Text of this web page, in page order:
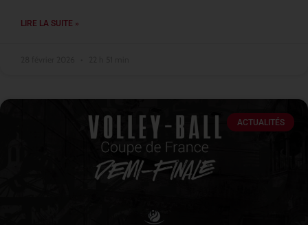
LIRE LA SUITE »
ACTUALITÉS